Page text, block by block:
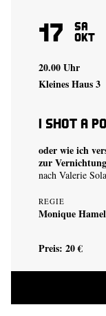
17 Sa
Okt
20.00 Uhr
Kleines Haus 3
I shot a
oder wie ich
zur
nach Valerie
REGIE
Monique
Preis: 20 €